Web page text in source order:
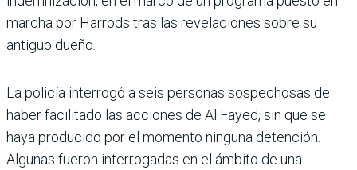
marcha por Harrods tras las revelaciones sobre su
antiguo dueño.
La policía interrogó a seis personas sospechosas de
haber facilitado las acciones de Al Fayed, sin que se
haya producido por el momento ninguna detención.
Algunas fueron interrogadas en el ámbito de una